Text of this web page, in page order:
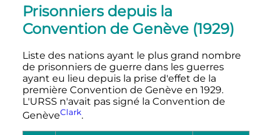
Prisonniers depuis la
Convention de Genève (1929)
Liste des nations ayant le plus grand nombre
de prisonniers de guerre dans les guerres
ayant eu lieu depuis la prise d'effet de la
première Convention de Genève en 1929.
L'URSS n'avait pas signé la Convention de
GenèveClark.